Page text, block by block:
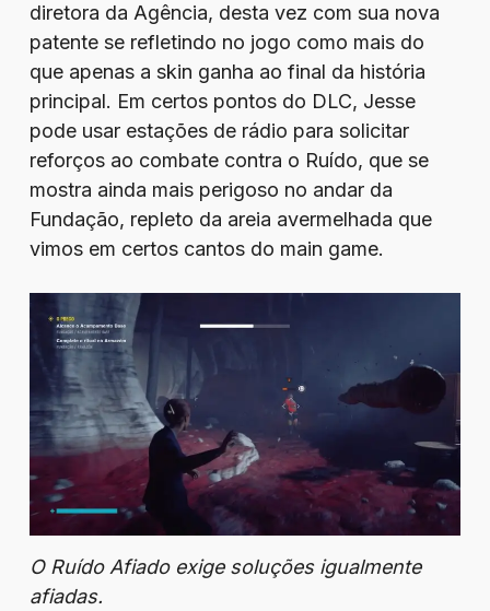
diretora da Agência, desta vez com sua nova
patente se refletindo no jogo como mais do
que apenas a skin ganha ao final da história
principal. Em certos pontos do DLC, Jesse
pode usar estações de rádio para solicitar
reforços ao combate contra o Ruído, que se
mostra ainda mais perigoso no andar da
Fundação, repleto da areia avermelhada que
vimos em certos cantos do main game.
O Ruído Afiado exige soluções igualmente
afiadas.